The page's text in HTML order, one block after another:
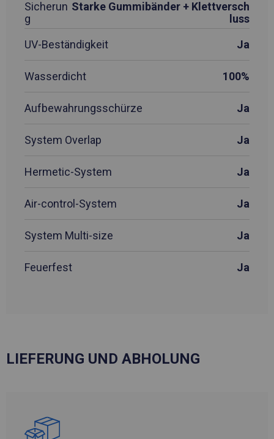
Sicherun
g
Starke Gummibänder + Klettversch
luss
UV-Beständigkeit
Ja
Wasserdicht 100%
Aufbewahrungsschürze Ja
System Overlap Ja
Hermetic-System Ja
Air-control-System Ja
System Multi-size Ja
Feuerfest Ja
LIEFERUNG UND ABHOLUNG